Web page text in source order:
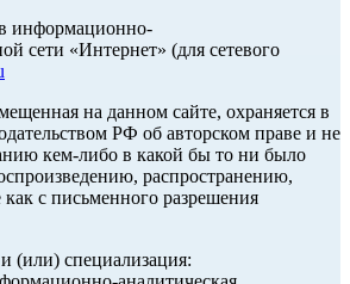
информационно-
сети «Интернет» (для сетевого
на данном сайте, охраняется в
РФ об авторском праве и не
кем-либо в какой бы то ни было
распространению,
как с письменного разрешения
(или) специализация: